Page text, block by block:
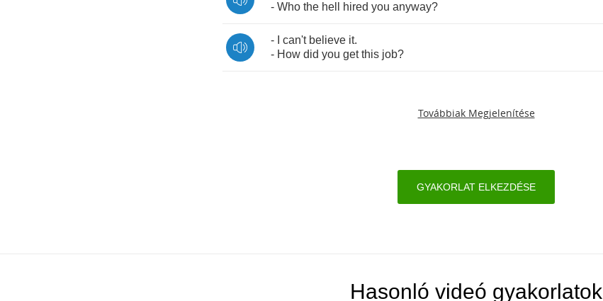
- Who the hell hired you anyway?
- can't believe it.
- How did you get this job?
Továbbiak Megjelenítése
GYAKORLAT ELKEZDÉSE
Hasonló videó gyakorlatok